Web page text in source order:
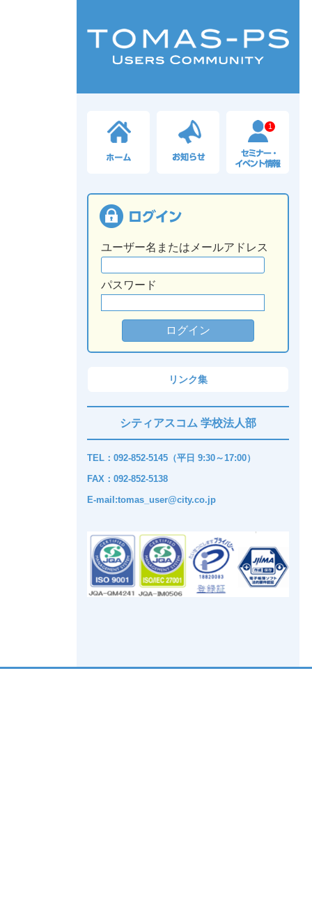
1
ユーザー名またはメールアドレス
パスワード
リンク集
シティアスコム 学校法人部
TEL：092-852-5145（平日 9:30～17:00）
FAX：092-852-5138
E-mail:tomas_user@city.co.jp